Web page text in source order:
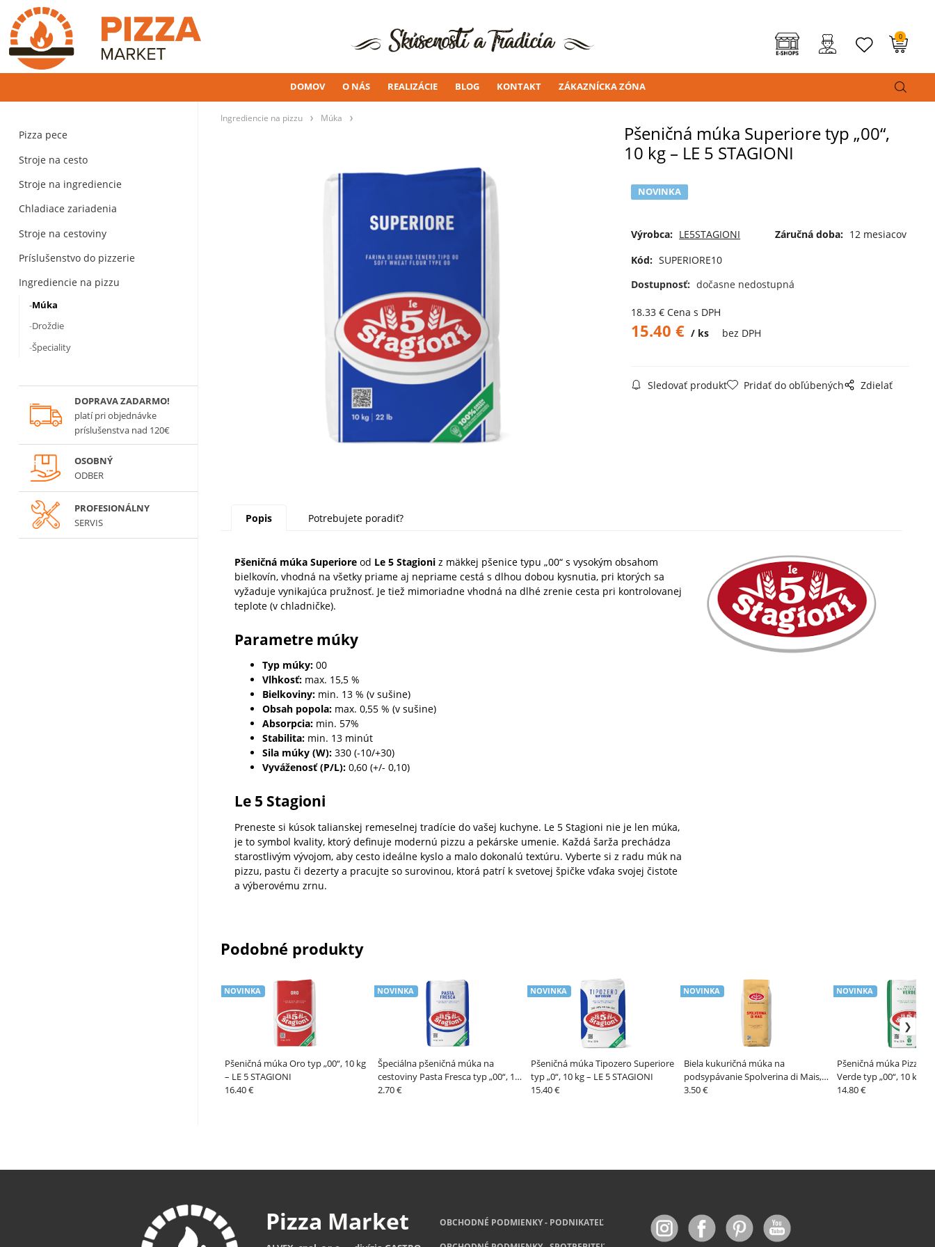
DOMOV O NÁS REALIZÁCIE BLOG KONTAKT ZÁKAZNÍCKA ZÓNA
0
Pizza pece
Stroje na cesto
Stroje na ingrediencie
Chladiace zariadenia
Stroje na cestoviny
Príslušenstvo do pizzerie
Ingrediencie na pizzu
Múka
Droždie
Špeciality
DOPRAVA ZADARMO!
platípri objednávke
príslušenstva nad 120€
OSOBNÝ
ODBER
PROFESIONÁLNY
SERVIS
Ingrediencie na pizzu Múka
Pšeničná múka Superiore typ „00“,
10 kg – LE 5 STAGIONI
NOVINKA
Výrobca: LE5STAGIONI Záručná doba: 12 mesiacov
Kód: SUPERIORE10
Dostupnosť: dočasne nedostupná
18.33 €Cena s DPH
15.40 € ks bez DPH
Sledovať produkt Pridať do obľúbených Zdielať
Popis Potrebujete poradiť?
Pšeničná múka Superiore od Le 5 Stagioni z mäkkej pšenice typu „00“ s vysokým obsahom
bielkovín, vhodná na všetky priame aj nepriame cestá s dlhou dobou kysnutia, pri ktorých sa
vyžaduje vynikajúca pružnosť. Je tiež mimoriadne vhodná na dlhé zrenie cesta pri kontrolovanej
teplote (v chladničke).
Parametre múky
Typ múky: 00
Vlhkosť: max. 15,5 %
Bielkoviny: min. 13 % (v sušine)
Obsah popola: max. 0,55 % (v sušine)
Absorpcia: min. 57%
Stabilita: min. 13 minút
Sila múky (W):330 (-10/+30)
Vyváženosť (P/L): 0,60 (+/- 0,10)
Le 5 Stagioni
Preneste si kúsok talianskej remeselnej tradície do vašej kuchyne. Le 5 Stagioni nie je len múka,
je to symbol kvality, ktorý definuje modernú pizzu a pekárske umenie. Každá šarža prechádza
starostlivým vývojom, aby cesto ideálne kyslo a malo dokonalú textúru. Vyberte si z radu múk na
pizzu, pastu či dezerty a pracujte so surovinou, ktorá patrí k svetovej špičke vďaka svojej čistote
a výberovému zrnu.
Podobné produkty
Pšeničná múka Oro typ „00“, 10 kg
– LE 5 STAGIONI
NOVINKA
16.40 €
Špeciálna pšeničná múka na
cestoviny Pasta Fresca typ „00“, 1
kg – LE 5 STAGIONI
NOVINKA
2.70 €
Pšeničná múka Tipozero Superiore
typ „0“, 10 kg – LE 5 STAGIONI
NOVINKA
15.40 €
Biela kukuričná múka na
podsypávanie Spolverina di Mais, 1
kg – LE 5 STAGIONI
NOVINKA
3.50 €
Pšeničná múka Pizza
Verde typ „00“, 10 kg –
STAGIONI
NOVINKA
14.80 €
Pizza Market OBCHODNÉ PODMIENKY - PODNIKATEĽ